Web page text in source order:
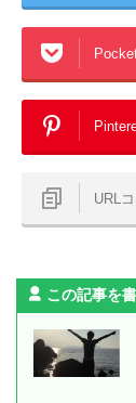
URL
この記事を